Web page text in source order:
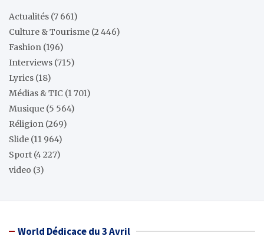
Actualités (7 661)
Culture & Tourisme (2 446)
Fashion (196)
Interviews (715)
Lyrics (18)
Médias & TIC (1 701)
Musique (5 564)
Réligion (269)
Slide (11 964)
Sport (4 227)
video (3)
World Dédicace du 3 Avril